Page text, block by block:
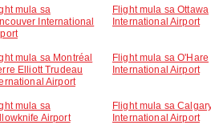
mula sa
International
Flight mula sa Ottawa
International Airport
mula sa Montréal
Elliott Trudeau
Airport
Flight mula sa O'Hare
International Airport
mula sa
Airport
Flight mula sa
International Airport